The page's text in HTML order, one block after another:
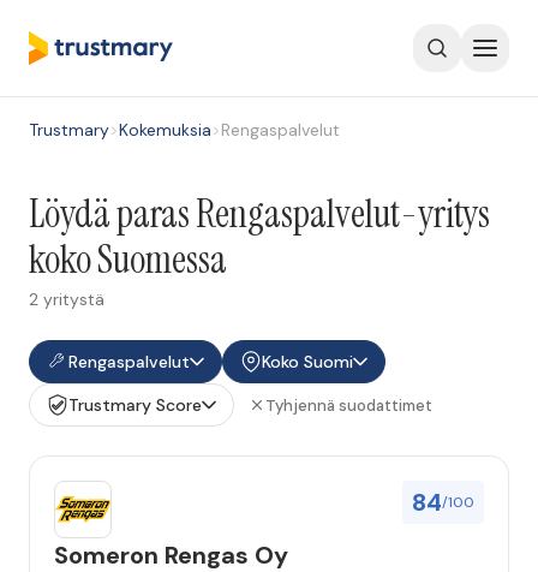
Trustmary>Kokemuksia>Rengaspalvelut
Löydä paras Rengaspalvelut-yritys
koko Suomessa
2 yritystä
Rengaspalvelut
Koko Suomi
Trustmary Score
Tyhjennä suodattimet
84/100
Someron Rengas Oy